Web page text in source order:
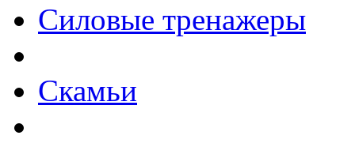
Силовые тренажеры
Скамьи